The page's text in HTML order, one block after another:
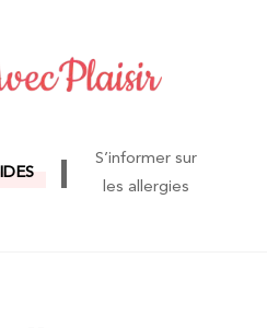
S’informer sur
les allergies